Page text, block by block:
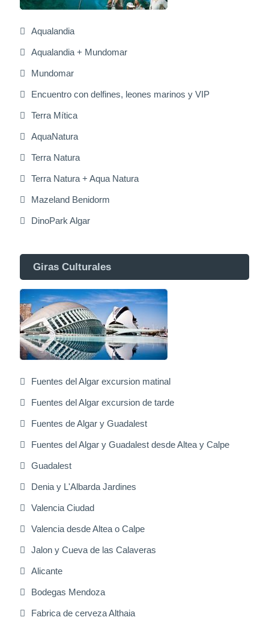
Aqualandia
Aqualandia + Mundomar
Mundomar
Encuentro con delfines, leones marinos y VIP
Terra Mítica
AquaNatura
Terra Natura
Terra Natura + Aqua Natura
Mazeland Benidorm
DinoPark Algar
Giras Culturales
Fuentes del Algar excursion matinal
Fuentes del Algar excursion de tarde
Fuentes de Algar y Guadalest
Fuentes del Algar y Guadalest desde Altea y Calpe
Guadalest
Denia y L'Albarda Jardines
Valencia Ciudad
Valencia desde Altea o Calpe
Jalon y Cueva de las Calaveras
Alicante
Bodegas Mendoza
Fabrica de cerveza Althaia